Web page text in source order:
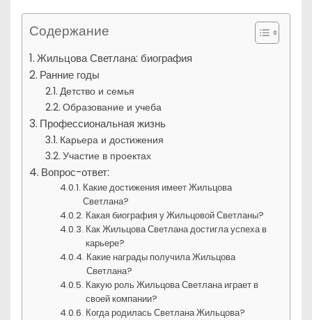
Содержание
Жильцова Светлана: биография
Ранние годы
Детство и семья
Образование и учеба
Профессиональная жизнь
Карьера и достижения
Участие в проектах
Вопрос-ответ:
Какие достижения имеет Жильцова
Светлана?
Какая биография у Жильцовой Светланы?
Как Жильцова Светлана достигла успеха в
карьере?
Какие награды получила Жильцова
Светлана?
Какую роль Жильцова Светлана играет в
своей компании?
Когда родилась Светлана Жильцова?